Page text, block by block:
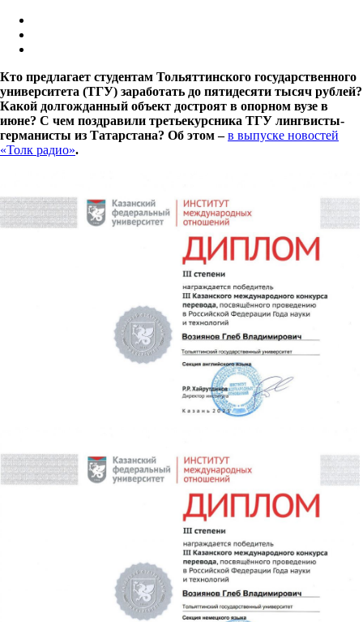
Кто предлагает студентам Тольяттинского государственного
университета (ТГУ) заработать до пятидесяти тысяч рублей?
Какой долгожданный объект достроят в опорном вузе в
июне? С чем поздравили третьекурсника ТГУ лингвисты-
германисты из Татарстана? Об этом –в выпуске новостей
«Толк радио».